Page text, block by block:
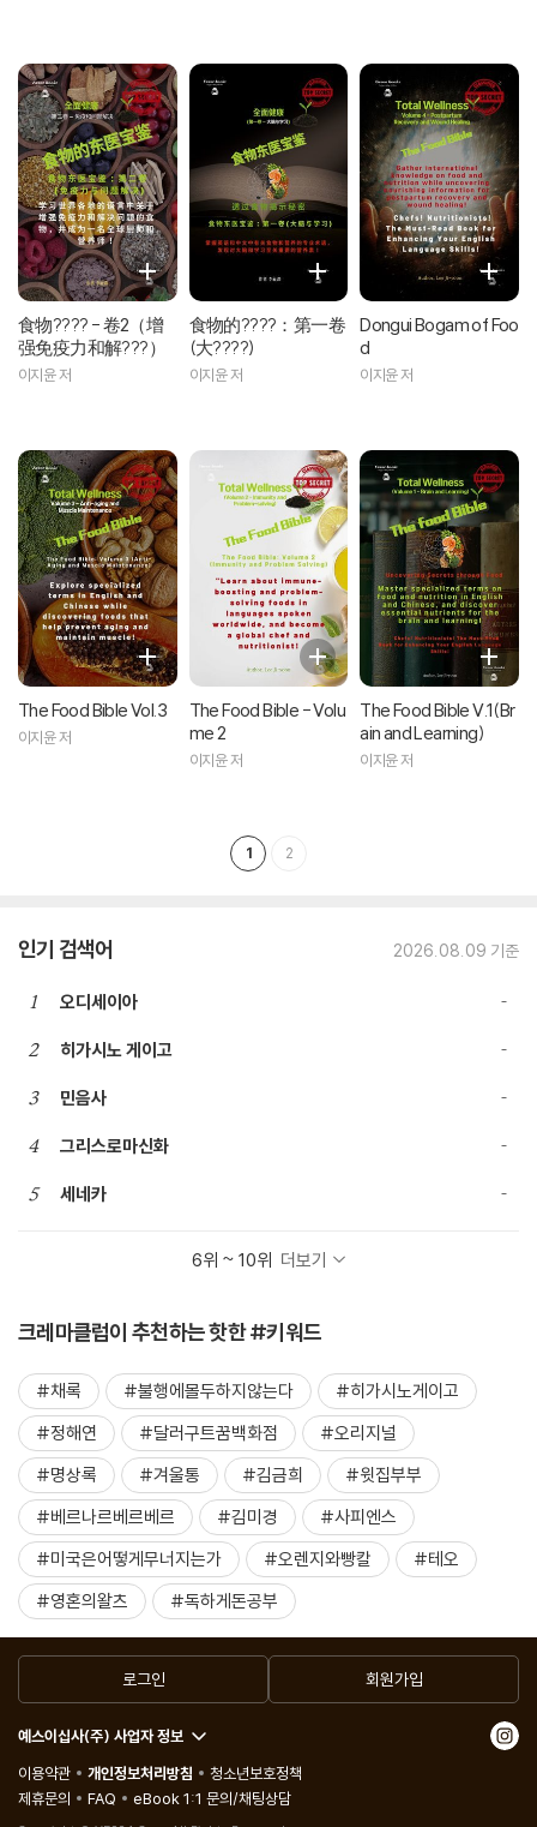
食物???? - 卷2（增
强免疫力和解???）
이지윤 저
食物的????：第一卷
(大????)
이지윤 저
Dongui Bogam of Foo
d
이지윤 저
The Food Bible Vol.3
이지윤 저
The Food Bible - Volu
me 2
이지윤 저
The Food Bible V.1(Br
ain and Learning)
이지윤 저
1 2
인기 검색어 2026.08.09 기준
1 오디세이아
2 히가시노 게이고
3 민음사
4 그리스로마신화
5 세네카
6위 ~ 10위 더보기
크레마클럽이 추천하는 핫한 #키워드
#채록 #불행에몰두하지않는다
#히가시노게이고
#정해연
#달러구트꿈백화점
#오리지널
#명상록
#겨울통 #김금희
#윗집부부
#베르나르베르베르
#김미경
#사피엔스
#미국은어떻게무너지는가
#오렌지와빵칼
#테오
#영혼의왈츠
#독하게돈공부
로그인 회원가입
예스이십사(주) 사업자 정보
이용약관
개인정보처리방침
청소년보호정책
제휴문의
FAQ eBook 1:1 문의/채팅상담